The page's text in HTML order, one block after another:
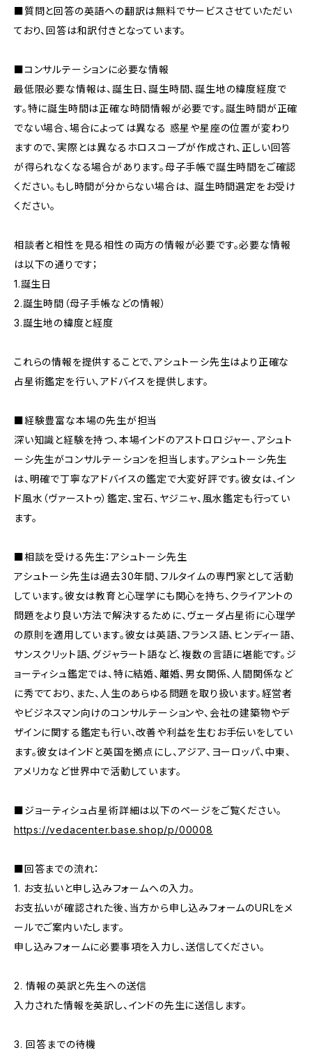
■質問と回答の英語への翻訳は無料でサービスさせていただい
ており、回答は和訳付きとなっています。
■コンサルテーションに必要な情報
最低限必要な情報は、誕生日、誕生時間、誕生地の緯度経度で
す。特に誕生時間は正確な時間情報が必要です。誕生時間が正確
でない場合、場合によっては異なる 惑星や星座の位置が変わり
ますので、実際とは異なるホロスコープが作成され、正しい回答
が得られなくなる場合があります。母子手帳で誕生時間をご確認
ください。もし時間が分からない場合は、 誕生時間選定をお受け
ください。
相談者と相性を見る相性の両方の情報が必要です。必要な情報
は以下の通りです；
1.誕生日
2.誕生時間（母子手帳などの情報）
3.誕生地の緯度と経度
これらの情報を提供することで、アシュトーシ先生はより正確な
占星術鑑定を行い、アドバイスを提供します。
■経験豊富な本場の先生が担当
深い知識と経験を持つ、本場インドのアストロロジャー、アシュト
ーシ先生がコンサルテーションを担当します。アシュトーシ先生
は、明確で丁寧なアドバイスの鑑定で大変好評です。彼女は、イン
ド風水（ヴァーストゥ）鑑定、宝石、ヤジニャ、風水鑑定も行ってい
ます。
■相談を受ける先生：アシュトーシ先生
アシュトーシ先生は過去30年間、フルタイムの専門家として活動
しています。彼女は教育と心理学にも関心を持ち、クライアントの
問題をより良い方法で解決するために、ヴェーダ占星術に心理学
の原則を適用しています。彼女は英語、フランス語、ヒンディー語、
サンスクリット語、グジャラート語など、複数の言語に堪能です。ジ
ョーティシュ鑑定では、特に結婚、離婚、男女関係、人間関係など
に秀でており、また、人生のあらゆる問題を取り扱います。経営者
やビジネスマン向けのコンサルテーションや、会社の建築物やデ
ザインに関する鑑定も行い、改善や利益を生むお手伝いをしてい
ます。彼女はインドと英国を拠点にし、アジア、ヨーロッパ、中東、
アメリカなど世界中で活動しています。
■ジョーティシュ占星術詳細は以下のページをご覧ください。
https://vedacenter.base.shop/p/00008
■回答までの流れ：
1. お支払いと申し込みフォームへの入力。
お支払いが確認された後、当方から申し込みフォームのURLをメ
ールでご案内いたします。
申し込みフォームに必要事項を入力し、送信してください。
2. 情報の英訳と先生への送信
入力された情報を英訳し、インドの先生に送信します。
3. 回答までの待機